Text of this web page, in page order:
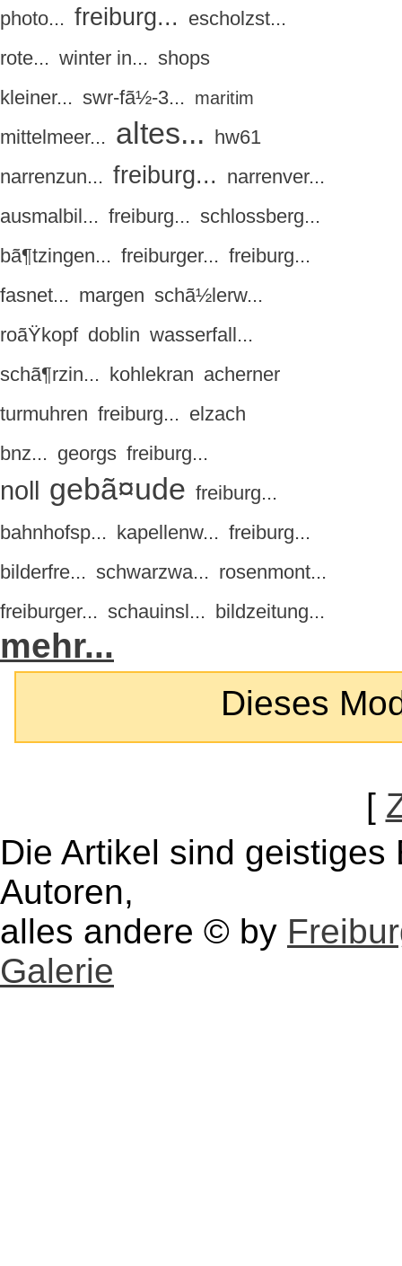
photo... freiburg... escholzst...
rote... winter in... shops
kleiner... swr-fã½-3... maritim
mittelmeer... altes... hw61
narrenzun... freiburg... narrenver...
ausmalbil... freiburg... schlossberg...
bã¶tzingen... freiburger... freiburg...
fasnet... margen schã½lerw...
roãŸkopf doblin wasserfall...
schã¶rzin... kohlekran acherner
turmuhren freiburg... elzach
bnz... georgs freiburg...
noll gebã¤ude freiburg...
bahnhofsp... kapellenw... freiburg...
bilderfre... schwarzwa... rosenmont...
freiburger... schauinsl... bildzeitung...
mehr...
Dieses
[
Die Artikel sind
Autoren,
alles andere © by
Galerie